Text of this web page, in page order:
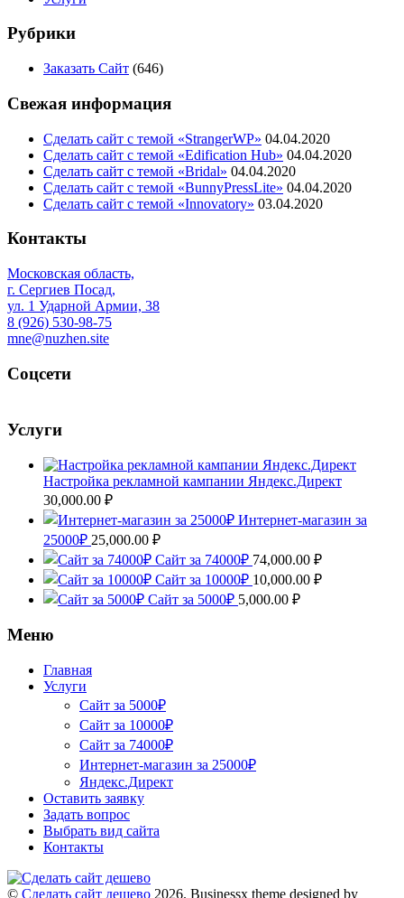
Рубрики
Заказать Сайт (646)
Свежая информация
Сделать сайт с темой «StrangerWP» 04.04.2020
Сделать сайт с темой «Edification Hub» 04.04.2020
Сделать сайт с темой «Bridal» 04.04.2020
Сделать сайт с темой «BunnyPressLite» 04.04.2020
Сделать сайт с темой «Innovatory» 03.04.2020
Контакты
Московская область,
г. Сергиев Посад,
ул. 1 Ударной Армии, 38
8 (926) 530-98-75
mne@nuzhen.site
Соцсети
Услуги
Настройка рекламной кампании Яндекс.Директ
30,000.00 ₽
Интернет-магазин за
25000₽ 25,000.00 ₽
Сайт за 74000₽ 74,000.00 ₽
Сайт за 10000₽ 10,000.00 ₽
Сайт за 5000₽ 5,000.00 ₽
Меню
Главная
Услуги
Сайт за 5000₽
Сайт за 10000₽
Сайт за 74000₽
Интернет-магазин за 25000₽
Яндекс.Директ
Оставить заявку
Задать вопрос
Выбрать вид сайта
Контакты
© Сделать сайт дешево 2026. Businessx theme designed by